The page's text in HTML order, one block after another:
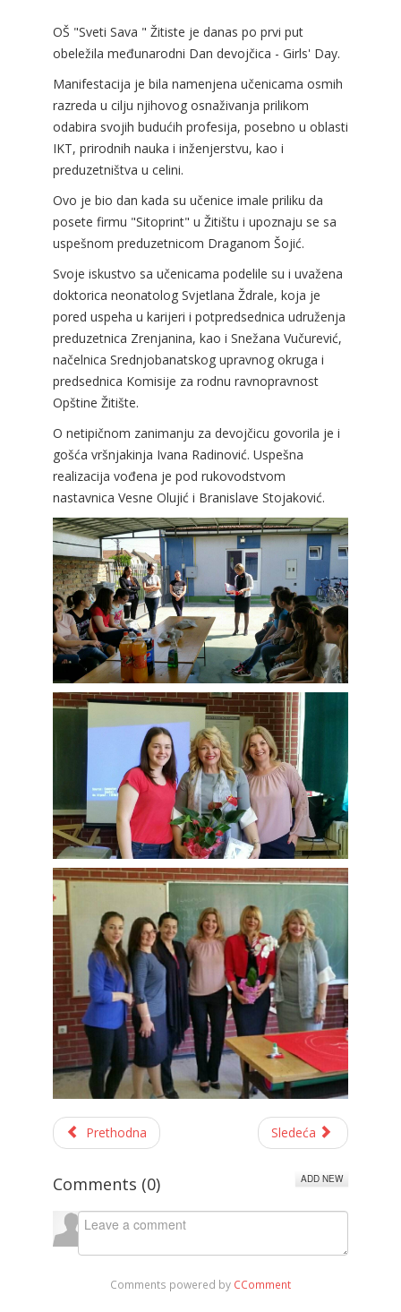
OŠ "Sveti Sava " Žitiste je danas po prvi put
obeležila međunarodni Dan devojčica - Girls' Day.
Manifestacija je bila namenjena učenicama osmih
razreda u cilju njihovog osnaživanja prilikom
odabira svojih budućih profesija, posebno u oblasti
IKT, prirodnih nauka i inženjerstvu, kao i
preduzetništva u celini.
Ovo je bio dan kada su učenice imale priliku da
posete firmu "Sitoprint" u Žitištu i upoznaju se sa
uspešnom preduzetnicom Draganom Šojić.
Svoje iskustvo sa učenicama podelile su i uvažena
doktorica neonatolog Svjetlana Ždrale, koja je
pored uspeha u karijeri i potpredsednica udruženja
preduzetnica Zrenjanina, kao i Snežana Vučurević,
načelnica Srednjobanatskog upravnog okruga i
predsednica Komisije za rodnu ravnopravnost
Opštine Žitište.
O netipičnom zanimanju za devojčicu govorila je i
gošća vršnjakinja Ivana Radinović. Uspešna
realizacija vođena je pod rukovodstvom
nastavnica Vesne Olujić i Branislave Stojaković.
Prethodna Sledeća
Comments (0) ADD NEW
Comments powered by CComment